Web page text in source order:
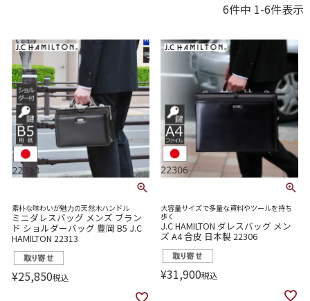
6件中 1-6件表示
素朴な味わいが魅力の天然木ハンドル
ミニダレスバッグ メンズ ブラン
ド ショルダーバッグ 豊岡 B5 J.C
HAMILTON 22313
¥25,850税込
大容量サイズで多量な資料やツールを持ち
歩く
J.C HAMILTON ダレスバッグ メン
ズ A4 合皮 日本製 22306
¥31,900税込